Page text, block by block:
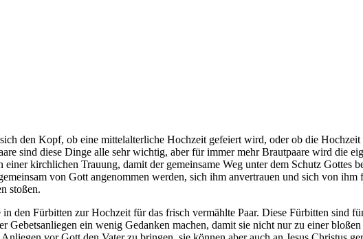
den Kopf, ob eine mittelalterliche Hochzeit gefeiert wird, oder ob die
sind diese Dinge alle sehr wichtig, aber für immer mehr Brautpaare wird die
kirchlichen Trauung, damit der gemeinsame Weg unter dem Schutz Gottes
von Gott angenommen werden, sich ihm anvertrauen und sich von
stoßen.
den Fürbitten zur Hochzeit für das frisch vermählte Paar. Diese Fürbitten sind
Gebetsanliegen ein wenig Gedanken machen, damit sie nicht nur zu einer